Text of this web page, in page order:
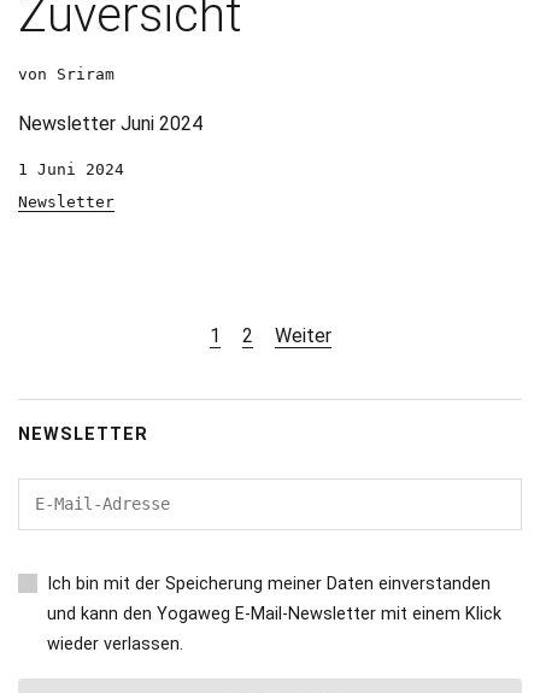
Zuversicht
von Sriram
Newsletter Juni 2024
1 Juni 2024
Newsletter
1 2 Weiter
NEWSLETTER
Ich bin mit der Speicherung meiner Daten einverstanden
und kann den Yogaweg E-Mail-Newsletter mit einem Klick
wieder verlassen.